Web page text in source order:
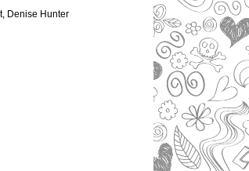
Denise Hunter